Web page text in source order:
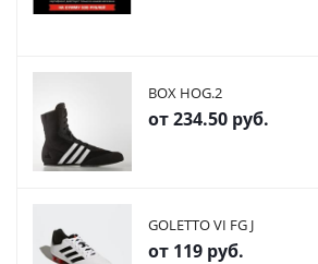
BOX HOG.2
от234.50 руб.
GOLETTO VI FG J
от 119 руб.